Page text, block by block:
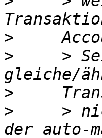
>
>
>
>
>
>